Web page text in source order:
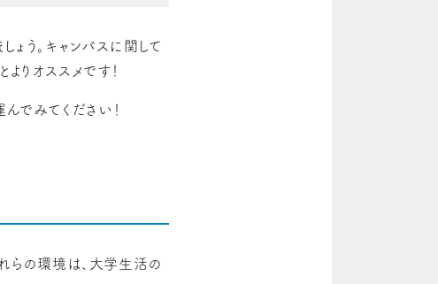
ょう。キャンパスに関して
りオススメです！
でみてください！
らの環境は、大学生活の